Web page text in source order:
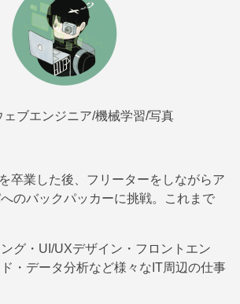
ブエンジニア/機械学習/写真
卒業した後、フリーターをしながらア
のバックパッカーに挑戦。これまで
グ・UI/UXデザイン・フロントエン
・データ分析など様々なIT周辺の仕事